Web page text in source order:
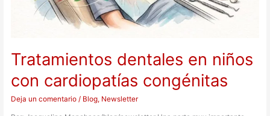
Tratamientos dentales en niños
con cardiopatías congénitas
Deja un comentario / Blog, Newsletter